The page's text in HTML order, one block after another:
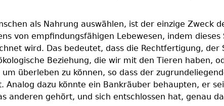
als Nahrung auswählen, ist der einzige Zweck
von empfindungsfähigen Lebewesen, indem
wird. Das bedeutet, dass die Rechtfertigung,
Beziehung, die wir mit den Tieren haben,
um überleben zu können, so dass der
Analog dazu könnte ein Bankräuber behaupten, er
anderen gehört, und sich entschlossen hat, genau